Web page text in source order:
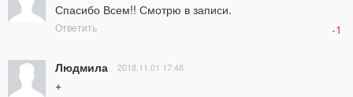
Спасибо Всем!! Смотрю в записи.
Ответить -1
Людмила 2018.11.01 17:48
+